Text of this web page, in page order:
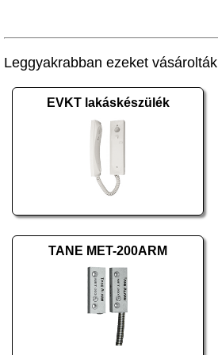
Leggyakrabban ezeket
EVKT lakáskészülék
TANE MET-200ARM